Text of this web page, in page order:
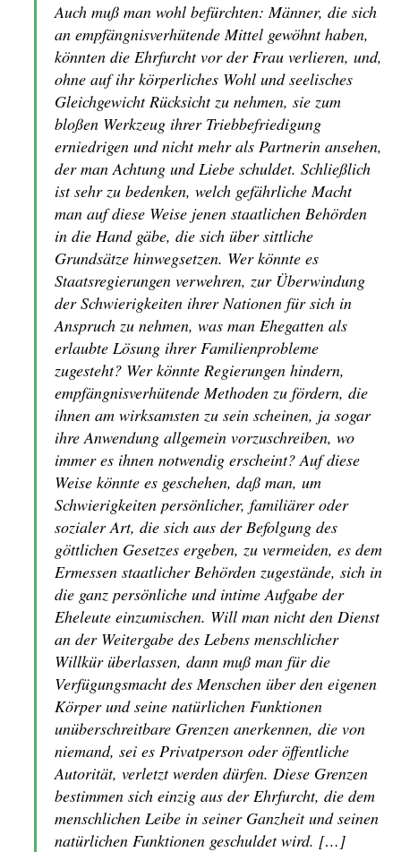
Auch muß man wohl befürchten: Männer, die sich
an empfängnisverhütende Mittel gewöhnt haben,
könnten die Ehrfurcht vor der Frau verlieren, und,
ohne auf ihr körperliches Wohl und seelisches
Gleichgewicht Rücksicht zu nehmen, sie zum
bloßen Werkzeug ihrer Triebbefriedigung
erniedrigen und nicht mehr als Partnerin ansehen,
der man Achtung und Liebe schuldet. Schließlich
ist sehr zu bedenken, welch gefährliche Macht
man auf diese Weise jenen staatlichen Behörden
in die Hand gäbe, die sich über sittliche
Grundsätze hinwegsetzen. Wer könnte es
Staatsregierungen verwehren, zur Überwindung
der Schwierigkeiten ihrer Nationen für sich in
Anspruch zu nehmen, was man Ehegatten als
erlaubte Lösung ihrer Familienprobleme
zugesteht? Wer könnte Regierungen hindern,
empfängnisverhütende Methoden zu fördern, die
ihnen am wirksamsten zu sein scheinen, ja sogar
ihre Anwendung allgemein vorzuschreiben, wo
immer es ihnen notwendig erscheint? Auf diese
Weise könnte es geschehen, daß man, um
Schwierigkeiten persönlicher, familiärer oder
sozialer Art, die sich aus der Befolgung des
göttlichen Gesetzes ergeben, zu vermeiden, es dem
Ermessen staatlicher Behörden zugestände, sich in
die ganz persönliche und intime Aufgabe der
Eheleute einzumischen. Will man nicht den Dienst
an der Weitergabe des Lebens menschlicher
Willkür überlassen, dann muß man für die
Verfügungsmacht des Menschen über den eigenen
Körper und seine natürlichen Funktionen
unüberschreitbare Grenzen anerkennen, die von
niemand, sei es Privatperson oder öffentliche
Autorität, verletzt werden dürfen. Diese Grenzen
bestimmen sich einzig aus der Ehrfurcht, die dem
menschlichen Leibe in seiner Ganzheit und seinen
natürlichen Funktionen geschuldet wird. […]